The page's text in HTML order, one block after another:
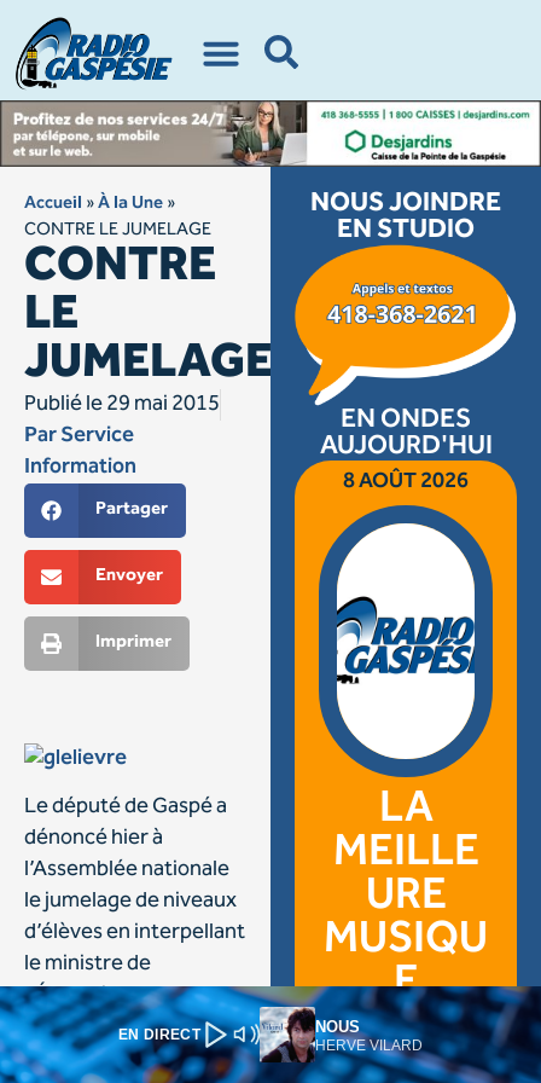
EN DIRECT NOUS
HERVE VILARD